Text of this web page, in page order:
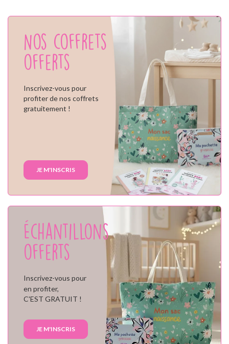
Nos coffrets
offerts
Inscrivez-vous pour
profiter de nos coffrets
gratuitement !
JE M'INSCRIS
Échantillons
offerts
Inscrivez-vous pour
en profiter,
C'EST GRATUIT !
JE M'INSCRIS